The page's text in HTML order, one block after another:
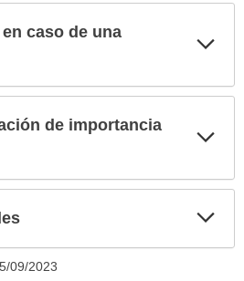
caso de una
de importancia
09/2023